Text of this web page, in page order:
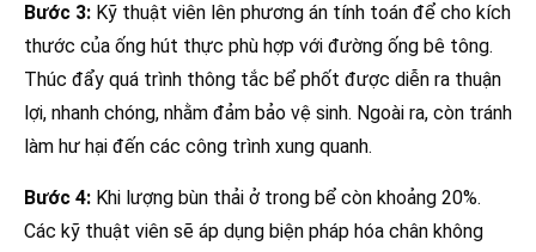
Bước 3: Kỹ thuật viên lên phương án tính toán để cho kích
thước của ống hút thực phù hợp với đường ống bê tông.
Thúc đẩy quá trình thông tắc bể phốt được diễn ra thuận
lợi, nhanh chóng, nhằm đảm bảo vệ sinh. Ngoài ra, còn tránh
làm hư hại đến các công trình xung quanh.
Bước 4: Khi lượng bùn thải ở trong bể còn khoảng 20%.
Các kỹ thuật viên sẽ áp dụng biện pháp hóa chân không